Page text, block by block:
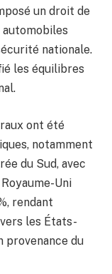
un droit de
automobiles
nationale.
les équilibres
ont été
notamment
du Sud, avec
Uni
rendant
les États-
provenance du